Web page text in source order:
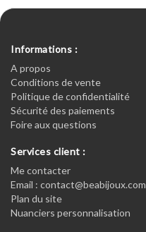
Informations :
A propos
Conditions de vente
Politique de confidentialité
Sécurité des paiements
Foire aux questions
Services client :
Me contacter
Email : contact@beabijoux.com
Plan du site
Nuanciers personnalisation